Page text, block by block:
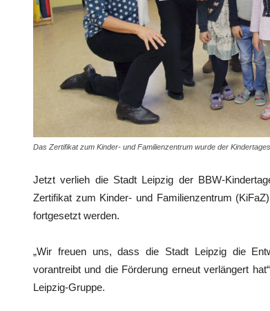
Das Zertifikat zum Kinder- und Familienzentrum wurde der
Jetzt verlieh die Stadt Leipzig der BBW-
Zertifikat zum Kinder- und Familienzentrum
fortgesetzt werden.
„Wir freuen uns, dass die Stadt Leipzig die
vorantreibt und die Förderung erneut verlängert
Leipzig-Gruppe.